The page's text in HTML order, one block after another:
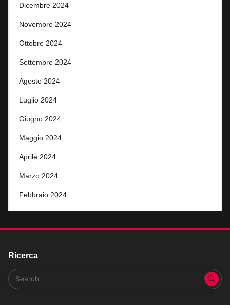
Dicembre 2024
Novembre 2024
Ottobre 2024
Settembre 2024
Agosto 2024
Luglio 2024
Giugno 2024
Maggio 2024
Aprile 2024
Marzo 2024
Febbraio 2024
Ricerca